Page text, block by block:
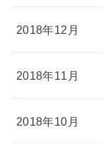
2018年12月
2018年11月
2018年10月